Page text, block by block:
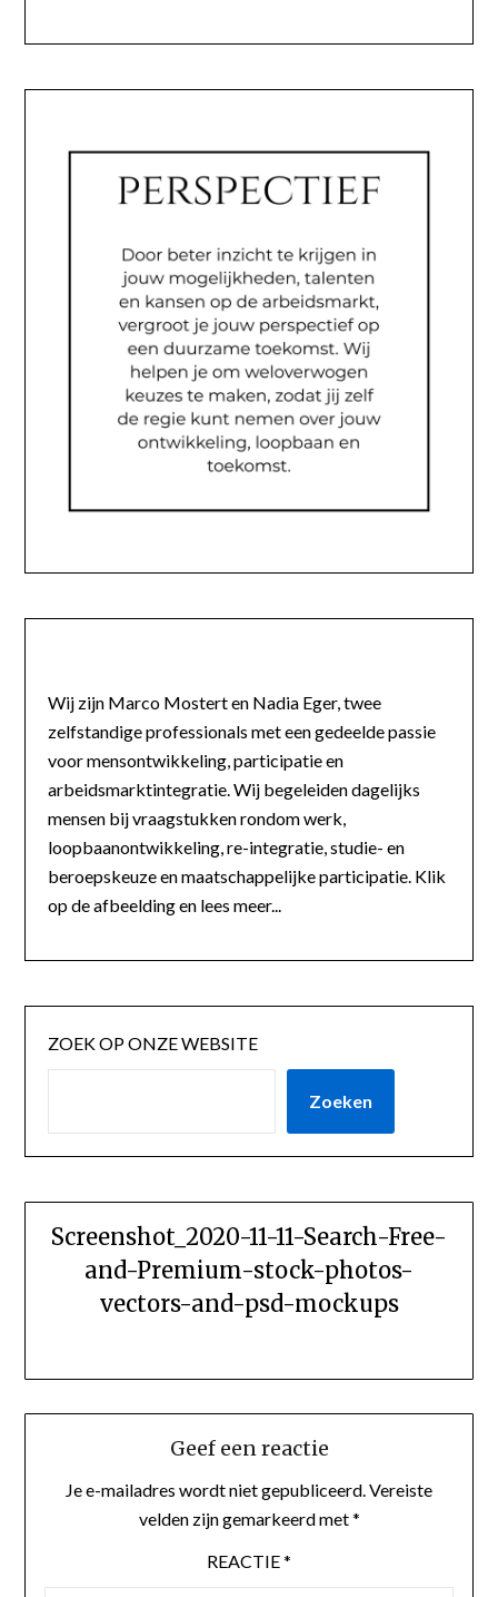
Wij zijn Marco Mostert en Nadia Eger, twee
zelfstandige professionals met een gedeelde passie
voor mensontwikkeling, participatie en
arbeidsmarktintegratie. Wij begeleiden dagelijks
mensen bij vraagstukken rondom werk,
loopbaanontwikkeling, re-integratie, studie- en
beroepskeuze en maatschappelijke participatie. Klik
op de afbeelding en lees meer...
ZOEK OP ONZE WEBSITE
Zoeken
Screenshot_2020-11-11-Search-Free-
and-Premium-stock-photos-
vectors-and-psd-mockups
Geef een reactie
Je e-mailadres wordt niet gepubliceerd.Vereiste
velden zijn gemarkeerd met*
REACTIE*